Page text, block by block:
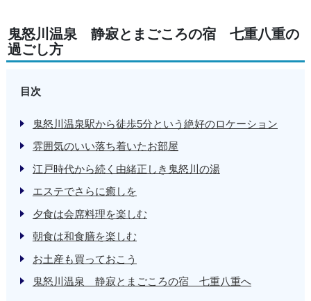
鬼怒川温泉 静寂とまごころの宿 七重八重の
過ごし方
目次
鬼怒川温泉駅から徒歩5分という絶好のロケーション
雰囲気のいい落ち着いたお部屋
江戸時代から続く由緒正しき鬼怒川の湯
エステでさらに癒しを
夕食は会席料理を楽しむ
朝食は和食膳を楽しむ
お土産も買っておこう
鬼怒川温泉 静寂とまごころの宿 七重八重へ